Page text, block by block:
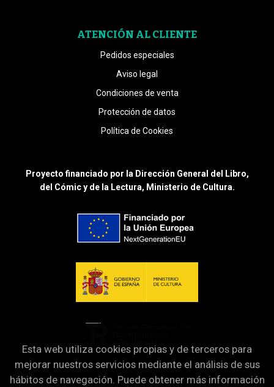
ATENCIÓN AL CLIENTE
Pedidos especiales
Aviso legal
Condiciones de venta
Protección de datos
Política de Cookies
Proyecto financiado por la Dirección General del Libro,
del Cómic y de la Lectura, Ministerio de Cultura.
Esta web utiliza cookies propias y de terceros para
mejorar nuestros servicios mediante el análisis de sus
hábitos de navegación. Puede obtener más información